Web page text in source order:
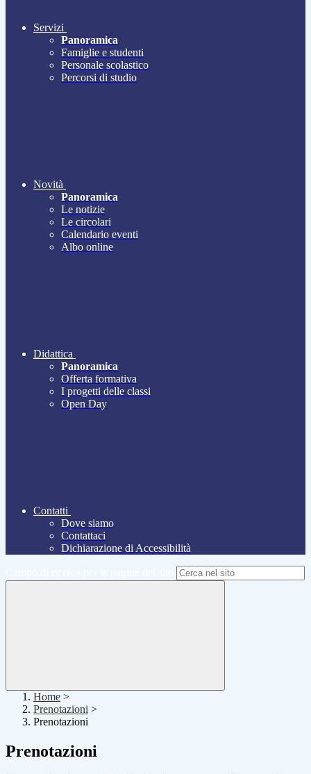
Servizi
Panoramica
Famiglie e studenti
Personale scolastico
Percorsi di studio
Novità
Panoramica
Le notizie
Le circolari
Calendario eventi
Albo online
Didattica
Panoramica
Offerta formativa
I progetti delle classi
Open Day
Contatti
Dove siamo
Contattaci
Dichiarazione di Accessibilità
Home >
Prenotazioni >
Prenotazioni
Prenotazioni